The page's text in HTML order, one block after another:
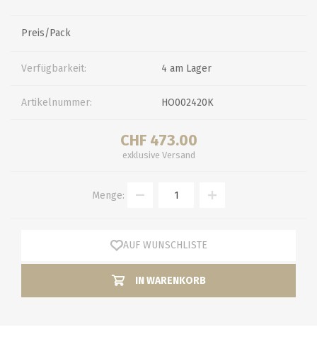
Preis/Pack
Verfügbarkeit: 4 am Lager
Artikelnummer: HO002420K
CHF 473.00
exklusive Versand
Menge:
AUF WUNSCHLISTE
IN WARENKORB